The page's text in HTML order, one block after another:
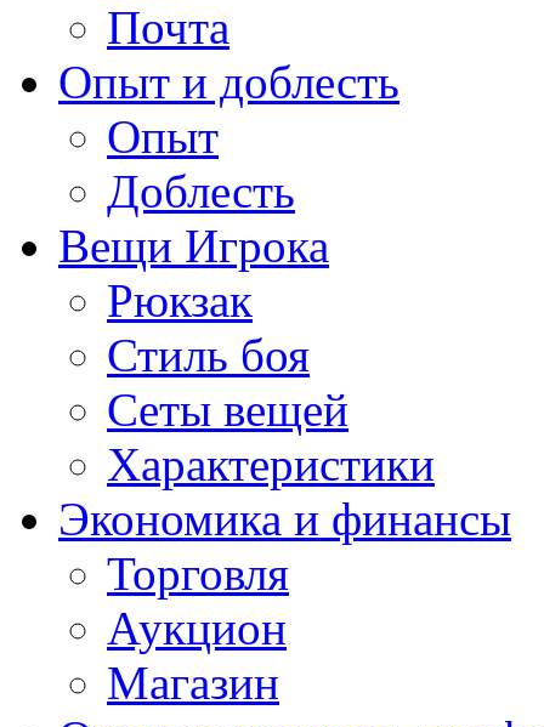
Почта
Опыт и доблесть
Опыт
Доблесть
Вещи Игрока
Рюкзак
Стиль боя
Сеты вещей
Характеристики
Экономика и финансы
Торговля
Аукцион
Магазин